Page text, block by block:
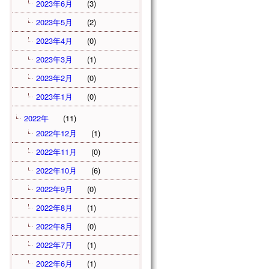
2023年6月
(3)
2023年5月
(2)
2023年4月
(0)
2023年3月
(1)
2023年2月
(0)
2023年1月
(0)
2022年
(11)
2022年12月
(1)
2022年11月
(0)
2022年10月
(6)
2022年9月
(0)
2022年8月
(1)
2022年8月
(0)
2022年7月
(1)
2022年6月
(1)